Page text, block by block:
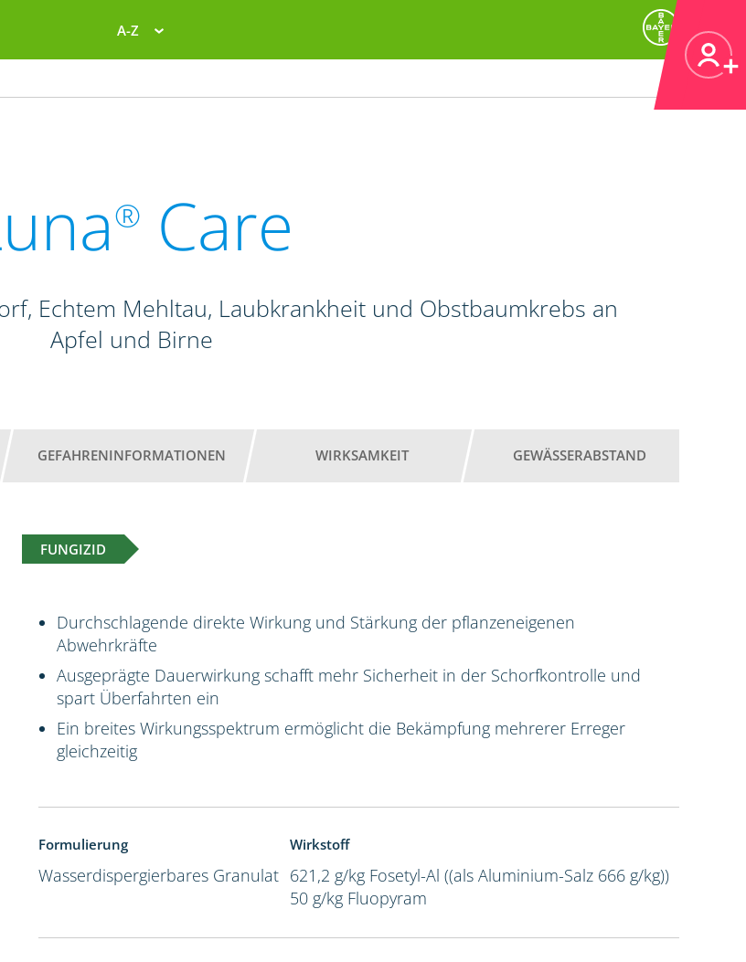
A-Z
® Care
Echtem Mehltau, Laubkrankheit und Obstbaumkrebs an
Apfel und Birne
GEFAHRENINFORMATIONEN WIRKSAMKEIT GEWÄSSERABSTAND
FUNGIZID
Durchschlagende direkte Wirkung und Stärkung der pflanzeneigenen
Abwehrkräfte
Ausgeprägte Dauerwirkung schafft mehr Sicherheit in der Schorfkontrolle und
spart Überfahrten ein
Ein breites Wirkungsspektrum ermöglicht die Bekämpfung mehrerer Erreger
gleichzeitig
Formulierung
Wasserdispergierbares Granulat
Wirkstoff
621,2 g/kg Fosetyl-Al ((als Aluminium-Salz 666 g/kg))
50 g/kg Fluopyram